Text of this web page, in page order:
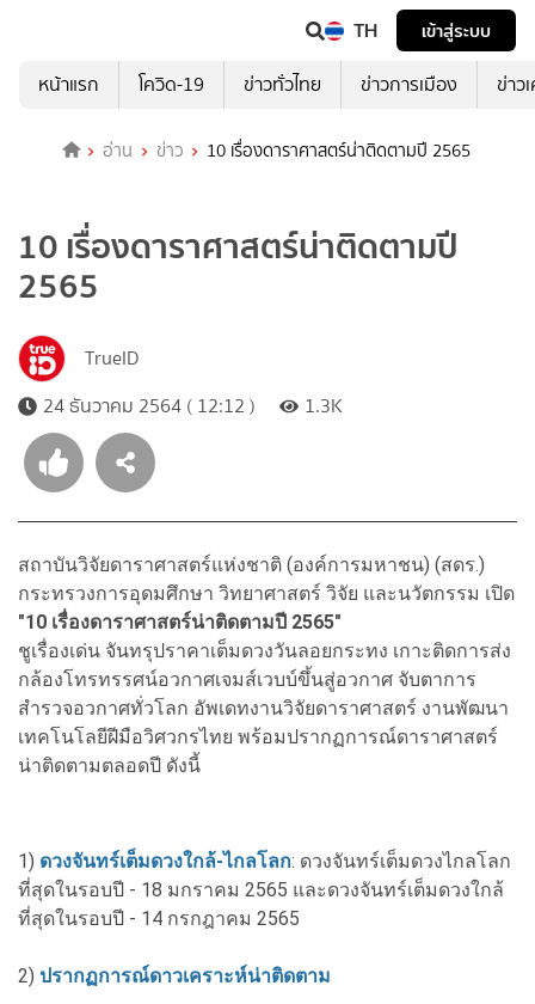
TH
เข้าสู่ระบบ
หน้าแรก
โควิด-19 ข่าวทั่วไทย ข่าวการเมือง ข่าว
อ่าน ข่าว 10 เรื่องดาราศาสตร์น่าติดตามปี 2565
10 เรื่องดาราศาสตร์น่าติดตามปี
2565
TrueID
24 ธันวาคม 2564 ( 12:12 )
1.3K
สถาบันวิจัยดาราศาสตร์แห่งชาติ (องค์การมหาชน) (สดร.)
กระทรวงการอุดมศึกษา วิทยาศาสตร์ วิจัย และนวัตกรรม เปิด
"10 เรื่องดาราศาสตร์น่าติดตามปี 2565"
ชูเรื่องเด่น จันทรุปราคาเต็มดวงวันลอยกระทง เกาะติดการส่ง
กล้องโทรทรรศน์อวกาศเจมส์เวบบ์ขึ้นสู่อวกาศ จับตาการ
สำรวจอวกาศทั่วโลก อัพเดทงานวิจัยดาราศาสตร์ งานพัฒนา
เทคโนโลยีฝีมือวิศวกรไทย พร้อมปรากฏการณ์ดาราศาสตร์
น่าติดตามตลอดปี ดังนี้
1) ดวงจันทร์เต็มดวงใกล้-ไกลโลก: ดวงจันทร์เต็มดวงไกลโลก
ที่สุดในรอบปี - 18 มกราคม 2565 และดวงจันทร์เต็มดวงใกล้
ที่สุดในรอบปี - 14 กรกฎาคม 2565
2) ปรากฏการณ์ดาวเคราะห์น่าติดตาม